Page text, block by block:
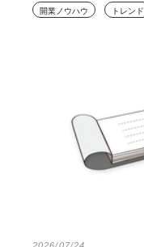
開業ノウハウ トレンド